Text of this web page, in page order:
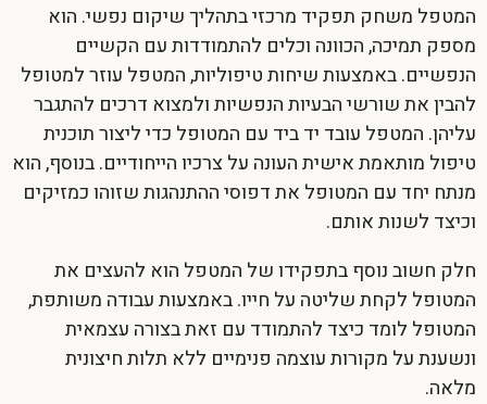
המטפל משחק תפקיד מרכזי בתהליךשיקום נפשי. הוא
מספק תמיכה, הכוונה וכלים להתמודדות עם הקשיים
הנפשיים. באמצעות שיחות טיפוליות, המטפל עוזר למטופל
להבין את שורשי הבעיות הנפשיות ולמצוא דרכים להתגבר
עליהן. המטפל עובד יד ביד עם המטופל כדי ליצור תוכנית
טיפול מותאמת אישית העונה על צרכיו הייחודיים. בנוסף, הוא
מנתח יחד עם המטופל את דפוסי ההתנהגות שזוהו כמזיקים
וכיצד לשנות אותם.
חלק חשוב נוסף בתפקידו של המטפל הוא להעצים את
המטופל לקחת שליטה על חייו. באמצעות עבודה משותפת,
המטופל לומד כיצד להתמודד עם זאת בצורה עצמאית
ונשענת על מקורות עוצמה פנימיים ללא תלות חיצונית
מלאה.